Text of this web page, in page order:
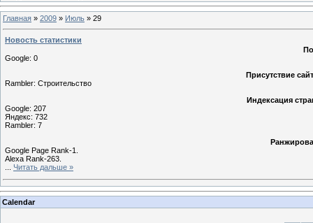
Главная » 2009 » Июль » 29
Новость статистики
Google: 0
Присутствие
Rambler: Строительство
Индексация
Google: 207
Яндекс: 732
Rambler: 7
Google Page Rank-1.
Alexa Rank-263.
Читать дальше »
Calendar